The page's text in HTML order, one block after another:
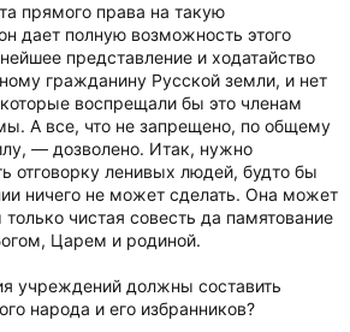
прямого права на такую
дает полную возможность этого
представление и ходатайство
гражданину Русской земли, и нет
воспрещали бы это членам
А все, что не запрещено, по общему
— дозволено. Итак, нужно
отговорку ленивых людей, будто бы
ничего не может сделать. Она может
чистая совесть да памятование
Царем и родиной.
учреждений должны составить
народа и его избранников?